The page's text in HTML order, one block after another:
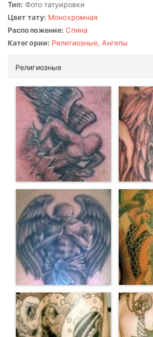
Тип: Фото татуировки
Цвет тату: Монохромная
Расположение: Спина
Категории: Религиозные, Ангелы
Религиозные